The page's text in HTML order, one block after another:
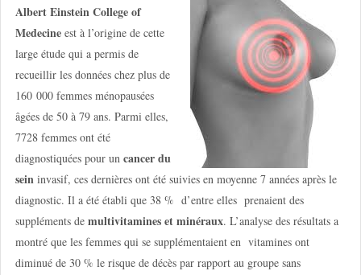
Albert Einstein College of
Medecine est à l’origine de cette
large étude qui a permis de
recueillir les données chez plus de
160 000 femmes ménopausées
âgées de 50 à 79 ans. Parmi elles,
7728 femmes ont été
diagnostiquées pour un cancer du
seininvasif, ces dernières ont été suivies en moyenne 7 années après le
diagnostic. Il a été établi que 38 % d’entre elles prenaient des
suppléments de multivitamines et minéraux. L’analyse des résultats a
montré que les femmes qui se supplémentaient en vitamines ont
diminué de 30 % le risque de décès par rapport au groupe sans